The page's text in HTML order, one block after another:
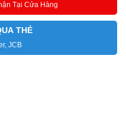
Tại Cửa Hàng
THẺ
JCB